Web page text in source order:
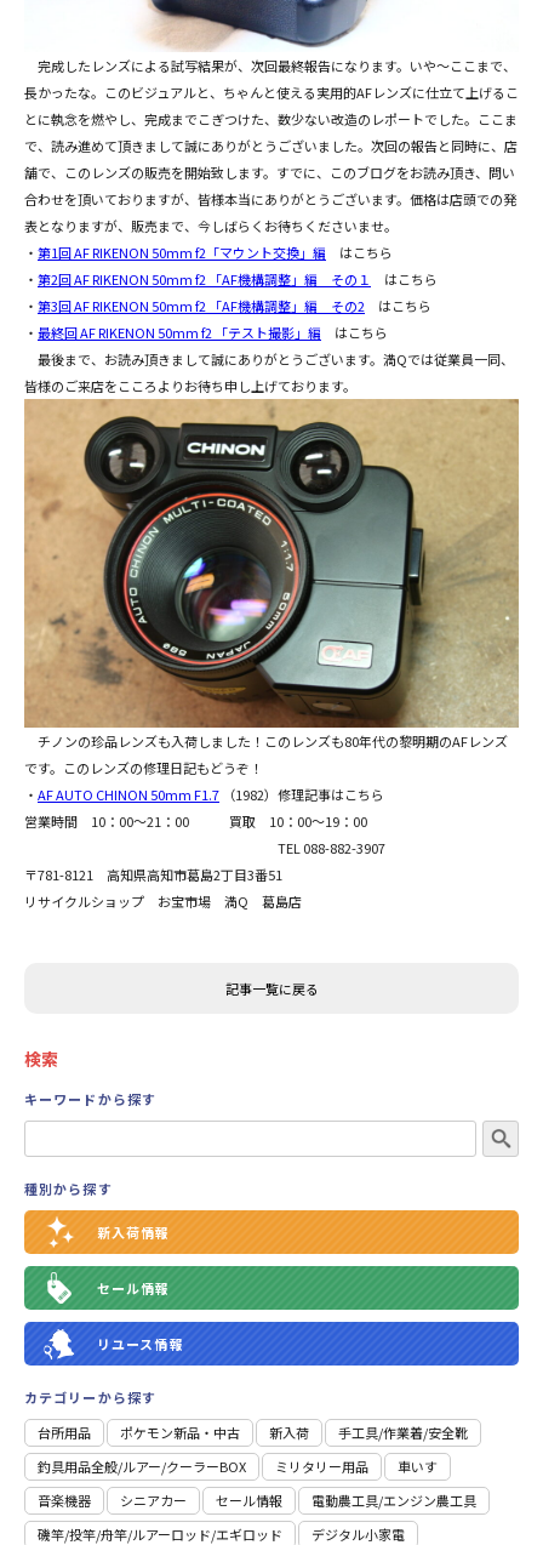
完成したレンズによる試写結果が、次回最終報告になります。いや～ここまで、
長かったな。このビジュアルと、ちゃんと使える実用的AFレンズに仕立て上げるこ
とに執念を燃やし、完成までこぎつけた、数少ない改造のレポートでした。ここま
で、読み進めて頂きまして誠にありがとうございました。次回の報告と同時に、店
舗で、このレンズの販売を開始致します。すでに、このブログをお読み頂き、問い
合わせを頂いておりますが、皆様本当にありがとうございます。価格は店頭での発
表となりますが、販売まで、今しばらくお待ちくださいませ。
・ 第1回 AF RIKENON 50mm f2「マウント交換」編 はこちら
・ 第2回 AF RIKENON 50mm f2 「AF機構調整」編 その１
はこちら
・ 第3回 AF RIKENON 50mm f2 「AF機構調整」編 その2 はこちら
・ 最終回 AF RIKENON 50mm f2 「テスト撮影」編 はこちら
最後まで、お読み頂きまして誠にありがとうございます。満Qでは従業員一同、
皆様のご来店をこころよりお待ち申し上げております。
チノンの珍品レンズも入荷しました！このレンズも80年代の黎明期のAFレンズ
です。このレンズの修理日記もどうぞ！
・ AF AUTO CHINON 50mm F1.7 （1982）修理記事はこちら
営業時間 10：00～21：00 買取 10：00～19：00
TEL 088-882-3907
〒781-8121 高知県高知市葛島2丁目3番51
リサイクルショップ お宝市場 満Q 葛島店
記事一覧に戻る
検索
キーワードから探す
種別から探す
新入荷情報
セール情報
リユース情報
カテゴリーから探す
台所用品
ポケモン新品・中古 新入荷
⼿⼯具/作業着/安全靴
釣具用品全般/ルアー/クーラーBOX
ミリタリー用品
車いす
音楽機器
シニアカー セール情報
電動農工具/エンジン農工具
磯竿/投竿/舟竿/ルアーロッド/エギロッド
デジタル小家電